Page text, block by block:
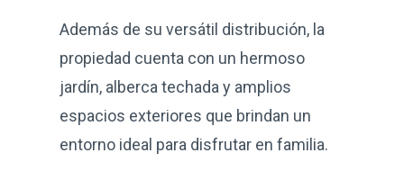
Además de su versátil distribución, la
propiedad cuenta con un hermoso
jardín, alberca techada y amplios
espacios exteriores que brindan un
entorno ideal para disfrutar en familia.